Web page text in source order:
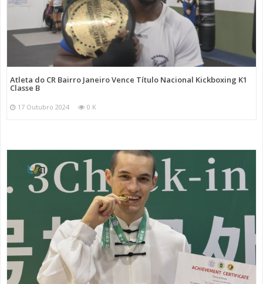
Atleta do CR Bairro Janeiro Vence Título Nacional Kickboxing K1
Classe B
17 Outubro 2024 0 K